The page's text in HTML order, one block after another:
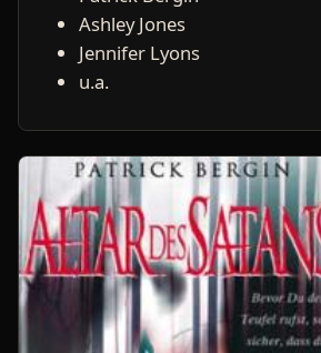
Ashley Jones
Jennifer Lyons
u.a.